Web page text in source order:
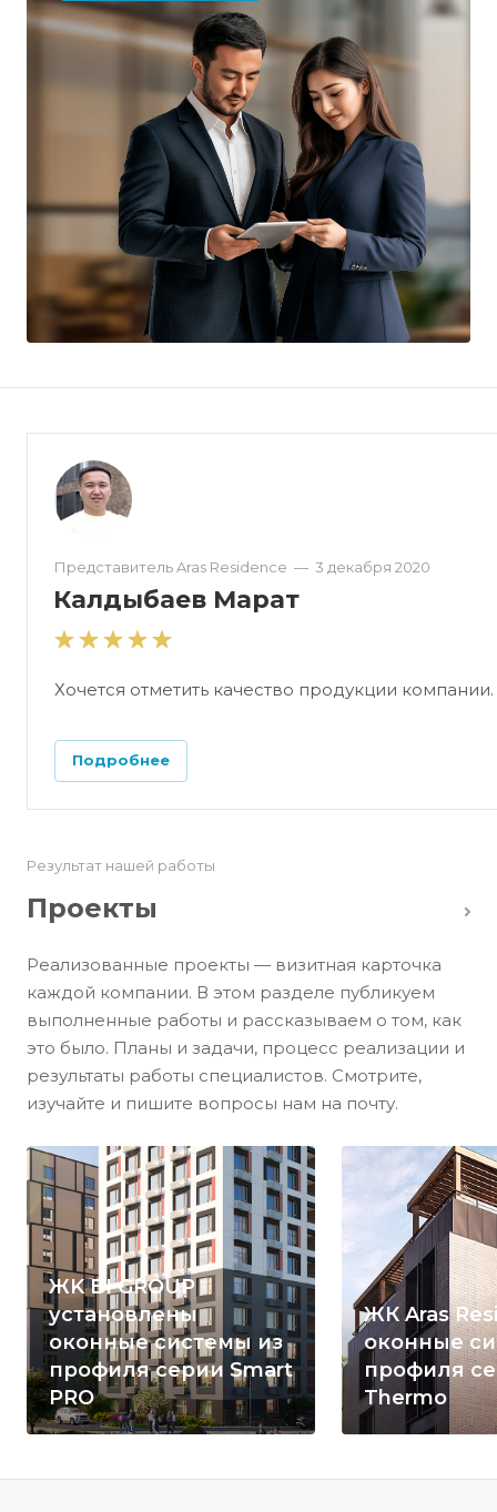
Представитель Aras Residence — 3 декабря 2020
Калдыбаев Марат
Хочется отметить качество продукции
Подробнее
Результат нашей работы
Проекты
Реализованные проекты — визитная карточка
каждой компании. В этом разделе публикуем
выполненные работы и рассказываем о том, как
это было. Планы и задачи, процесс реализации и
результаты работы специалистов. Смотрите,
изучайте и пишите вопросы нам на почту.
ЖK BI GROUP
установлены
оконные системы из
профиля серии Smart
PRO
ЖК Aras
оконные
профиля
Thermo